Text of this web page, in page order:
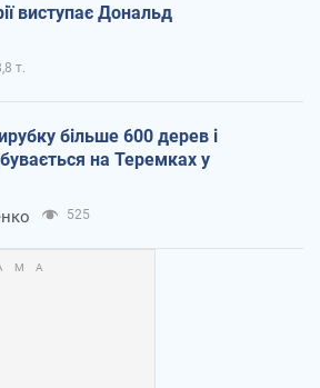
виступає Дональд
т.
більше 600 дерев і
на Теремках у
525